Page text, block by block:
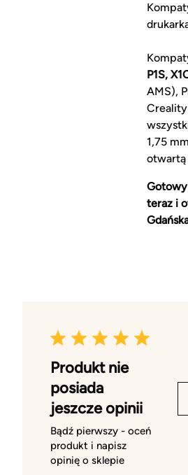
P1S,
AMS),
Creality
1,75
otwartą
teraz i
Produkt nie
posiada
jeszcze opinii
Bądź pierwszy - oceń
produkt i napisz
opinię o sklepie